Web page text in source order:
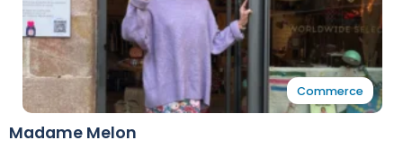
Commerce
Madame Melon